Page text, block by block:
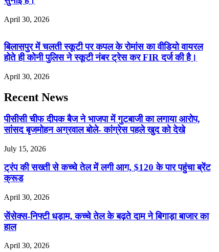
April 30, 2026
बिलासपुर में चलती स्कूटी पर कपल के रोमांस का वीडियो वायरल
होते ही कोनी पुलिस ने स्कूटी नंबर ट्रेस कर FIR दर्ज की है।
April 30, 2026
Recent News
पीसीसी चीफ दीपक बैज ने भाजपा में गुटबाजी का लगाया आरोप,
सांसद बृजमोहन अग्रवाल बोले- कांग्रेस पहले खुद को देखे
July 15, 2026
ट्रंप की सख्ती से कच्चे तेल में लगी आग, $120 के पार पहुंचा ब्रेंट
क्रूड
April 30, 2026
सेंसेक्स-निफ्टी धड़ाम, कच्चे तेल के बढ़ते दाम ने बिगाड़ा बाजार का
हाल
April 30, 2026